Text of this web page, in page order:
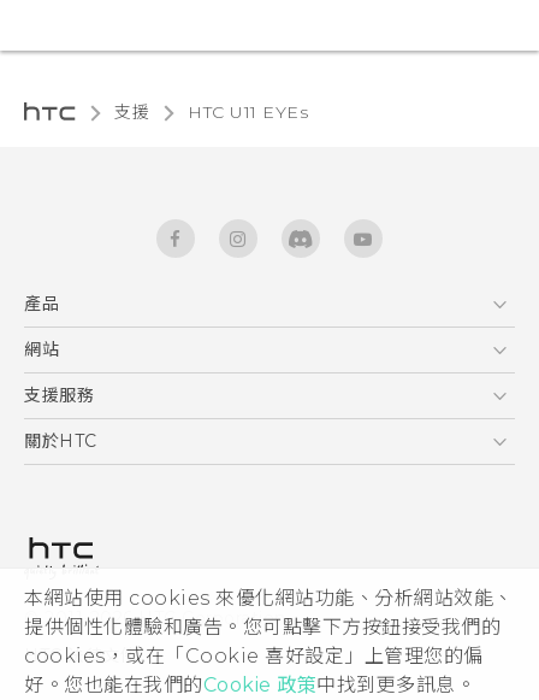
本網站使用 cookies 來優化網站功能、分析網站效能、
提供個性化體驗和廣告。您可點擊下方按鈕接受我們的
cookies，或在「Cookie 喜好設定」上管理您的偏
好。您也能在我們的Cookie 政策中找到更多訊息。
支援 HTC U11 EYEs‎
產品
5G
智能手機
區塊鍊手機
網站
HTC Dev
HTC Research
支援服務
服務中心
關於HTC
私隱政策
產品安全
加入HTC
Security and Privacy Whitepaper
© 2011-2026 HTC Corporation
HTC 法律文件